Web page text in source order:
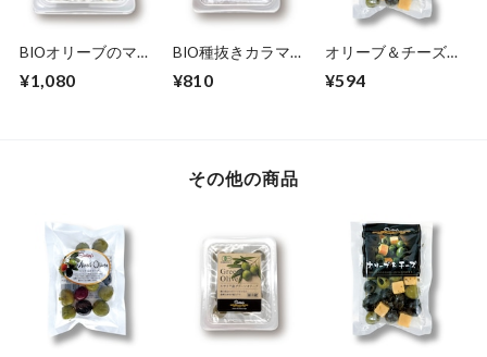
BIOオリーブのマリ
180g
¥1,080
BIO種抜きカラマタ
¥810
オリーブ＆チーズ
¥594
その他の商品